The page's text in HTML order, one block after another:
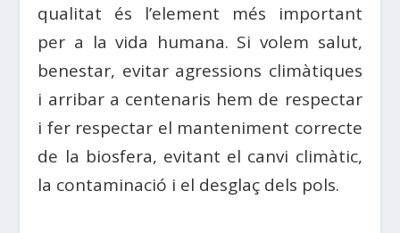
qualitat és l’element més important
per a la vida humana. Si volem salut,
benestar, evitar agressions climàtiques
i arribar a centenaris hem de respectar
i fer respectar el manteniment correcte
de la biosfera, evitant el canvi climàtic,
la contaminació i el desglaç dels pols.